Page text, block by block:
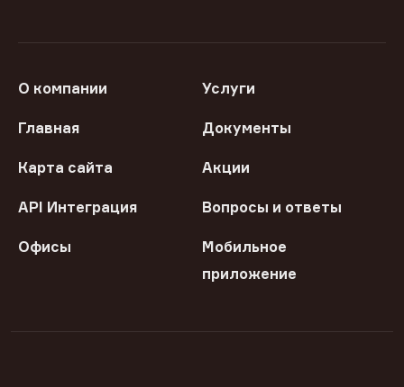
О компании Услуги
Главная Документы
Карта сайта Акции
API Интеграция Вопросы и ответы
Офисы
Мобильное
приложение